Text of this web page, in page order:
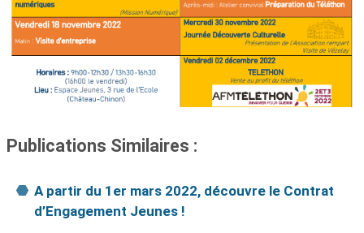
Publications Similaires :
A partir du 1er mars 2022, découvre le Contrat
d’Engagement Jeunes !